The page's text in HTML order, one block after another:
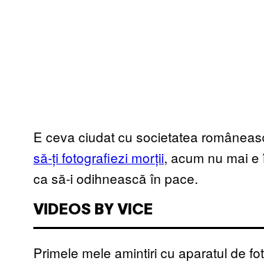
E ceva ciudat cu societatea
să-ți fotografiezi morții, acum nu mai
ca să-i odihnească în pace.
VIDEOS BY VICE
Primele mele amintiri cu aparatul de